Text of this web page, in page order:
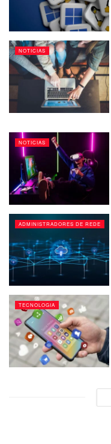
NOTICIAS
NOTICIAS
ADMINISTRADORES DE REDE
TECNOLOGIA